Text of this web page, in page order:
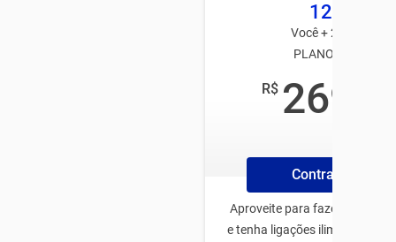
125GB
Você + 2 usuários
PLANO TIM PÓS
R$ 269
Contrate Plano
Aproveite para fazer o plano
e tenha ligações ilimitadas